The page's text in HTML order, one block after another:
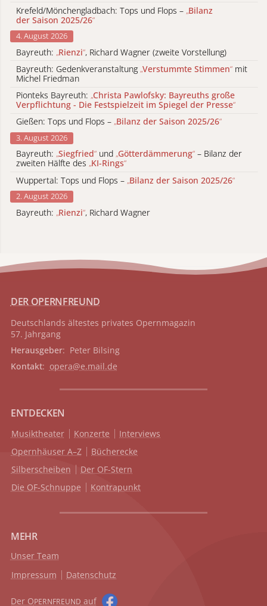
Krefeld/Mönchengladbach: Tops und Flops – „Bilanz
der Saison 2025/26“
4. August 2026
Bayreuth: „Rienzi“, Richard Wagner (zweite Vorstellung)
Bayreuth: Gedenkveranstaltung „Verstummte Stimmen“ mit
Michel Friedman
Pionteks Bayreuth: „Christa Pawlofsky: Bayreuths große
Verpflichtung - Die Festspielzeit im Spiegel der Presse“
Gießen: Tops und Flops – „Bilanz der Saison 2025/26“
3. August 2026
Bayreuth: „Siegfried“ und „Götterdämmerung“ – Bilanz der
zweiten Hälfte des „KI-Rings“
Wuppertal: Tops und Flops – „Bilanz der Saison 2025/26“
2. August 2026
Bayreuth: „Rienzi“, Richard Wagner
DER OPERNFREUND
Deutschlands ältestes privates Opernmagazin
57. Jahrgang
Herausgeber: Peter Bilsing
Kontakt: opera@e.mail.de
ENTDECKEN
Musiktheater Konzerte
Interviews
Opernhäuser A–Z
Bücherecke
Silberscheiben
Der OF-Stern
Die OF-Schnuppe
Kontrapunkt
MEHR
Unser Team
Impressum
Datenschutz
Der OPERNFREUND auf